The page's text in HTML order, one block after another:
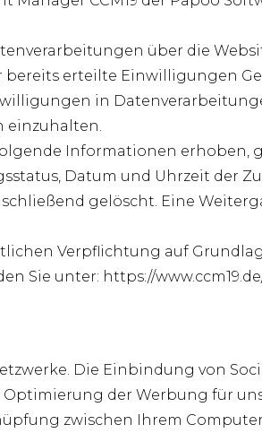
über die
erteilte Einwilligungen
in
einzuhalten.
Informationen erhoben,
Datum und Uhrzeit der
gelöscht. Eine
Verpflichtung auf Grundlage
Sie unter: https://
Die Einbindung von
der Werbung für
zwischen Ihrem